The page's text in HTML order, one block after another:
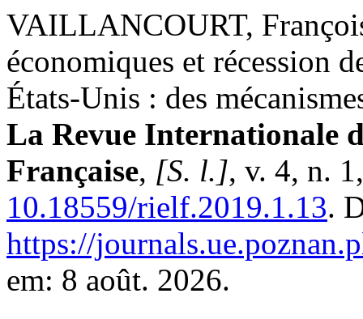
VAILLANCOURT,
économiques et récession
États-Unis : des
La Revue Internationale
Française, [S. l.], v. 4, n.
10.18559/rielf.2019.1.13.
https://
em: 8 août. 2026.